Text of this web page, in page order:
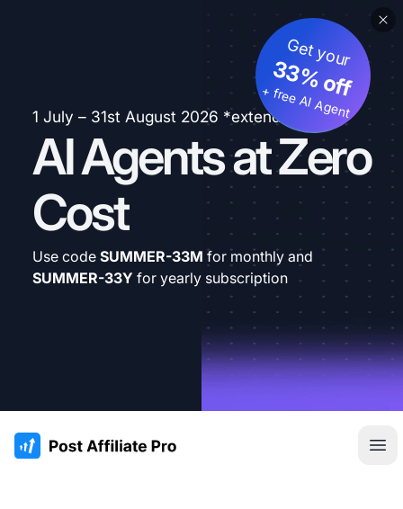
1 July – 31st August 2026 *extended
AI Agents at Zero
Cost
Get your
33% off
+ free AI Agent
Use code SUMMER-33M for monthly and
SUMMER-33Y for yearly subscription
:site.title